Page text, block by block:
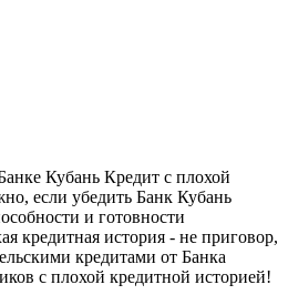
Кубань Кредит с плохой
если убедить Банк Кубань
и готовности
кредитная история - не приговор,
кредитами от Банка
с плохой кредитной историей!